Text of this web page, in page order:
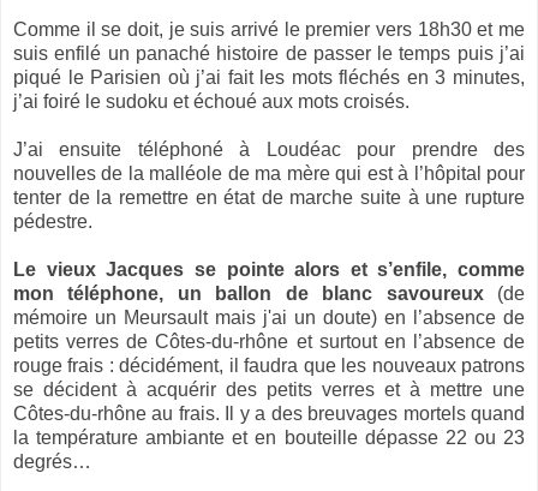
Comme il se doit, je suis arrivé le premier vers 18h30 et me
suis enfilé un panaché histoire de passer le temps puis j’ai
piqué le Parisien où j’ai fait les mots fléchés en 3 minutes,
j’ai foiré le sudoku et échoué aux mots croisés.
J’ai ensuite téléphoné à Loudéac pour prendre des
nouvelles de la malléole de ma mère qui est à l’hôpital pour
tenter de la remettre en état de marche suite à une rupture
pédestre.
Le vieux Jacques se pointe alors et s’enfile, comme
mon téléphone, un ballon de blanc savoureux(de
mémoire un Meursault mais j'ai un doute) en l’absence de
petits verres de Côtes-du-rhône et surtout en l’absence de
rouge frais : décidément, il faudra que les nouveaux patrons
se décident à acquérir des petits verres et à mettre une
Côtes-du-rhône au frais. Il y a des breuvages mortels quand
la température ambiante et en bouteille dépasse 22 ou 23
degrés…